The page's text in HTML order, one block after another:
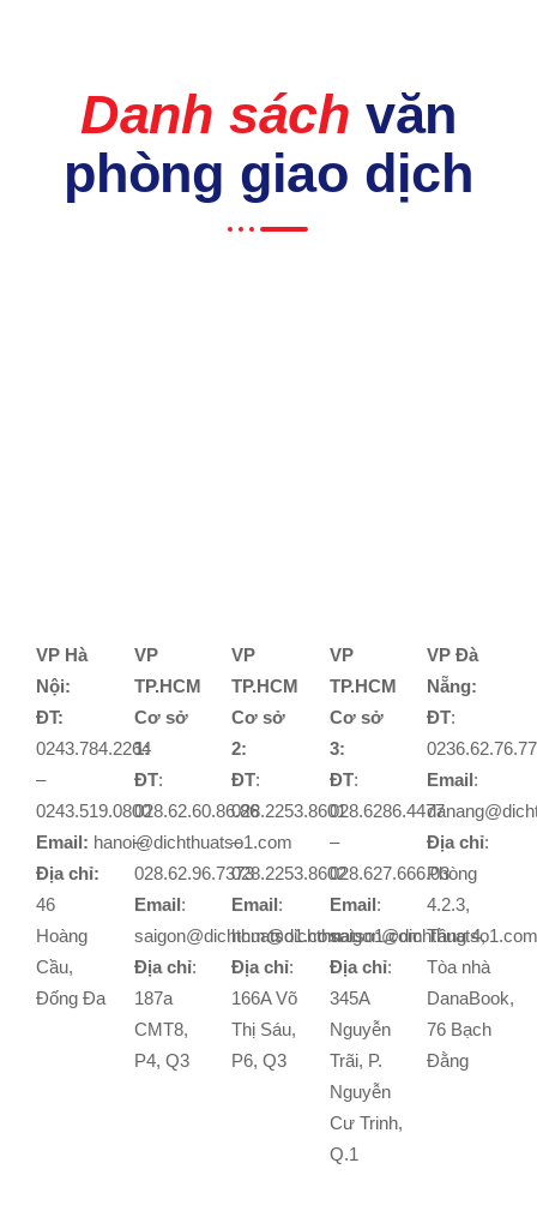
Danh sách văn
phòng giao dịch
VP Hà
Nội:
ĐT:
0243.784.2264
–
0243.519.0800
Email: hanoi@dichthuatso1.com
Địa chỉ:
46
Hoàng
Cầu,
Đống Đa
VP
TP.HCM
Cơ sở
1:
ĐT:
028.62.60.86.86
–
028.62.96.7373
Email:
saigon@dichthuatso1.com
Địa chỉ:
187a
CMT8,
P4, Q3
VP
TP.HCM
Cơ sở
2:
ĐT:
028.2253.8601
–
028.2253.8602
Email:
hcm@dichthuatso1.com
Địa chỉ:
166A Võ
Thị Sáu,
P6, Q3
VP
TP.HCM
Cơ sở
3:
ĐT:
028.6286.4477
–
028.627.666.03
Email:
saigon@dichthuatso1.com
Địa chỉ:
345A
Nguyễn
Trãi, P.
Nguyễn
Cư Trinh,
Q.1
VP Đà
Nẵng:
ĐT:
Email:
Địa chỉ:
Phòng
4.2.3,
Tầng 4,
Tòa nhà
DanaBook,
76 Bạch
Đằng